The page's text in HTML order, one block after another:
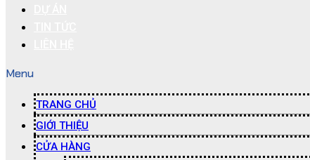
Menu
TRANG CHỦ
GIỚI THIỆU
CỬA HÀNG